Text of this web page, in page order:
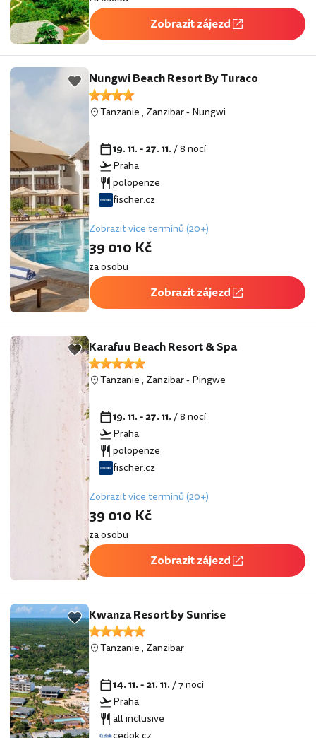
Zobrazit zájezd
Nungwi Beach Resort By Turaco
Tanzanie, Zanzibar-Nungwi
19. 11. - 27. 11./ 8 nocí
Praha
polopenze
fischer.cz
Zobrazit více termínů (20+)
39 010 Kč
za osobu
Zobrazit zájezd
Karafuu Beach Resort & Spa
Tanzanie, Zanzibar-Pingwe
19. 11. - 27. 11./ 8 nocí
Praha
polopenze
fischer.cz
Zobrazit více termínů (20+)
39 010 Kč
za osobu
Zobrazit zájezd
Kwanza Resort by Sunrise
Tanzanie, Zanzibar
14. 11. - 21. 11./ 7 nocí
Praha
all inclusive